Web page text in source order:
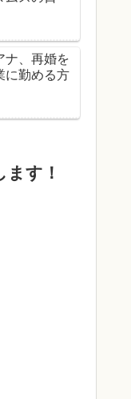
ナ、再婚を
に勤める方
す！